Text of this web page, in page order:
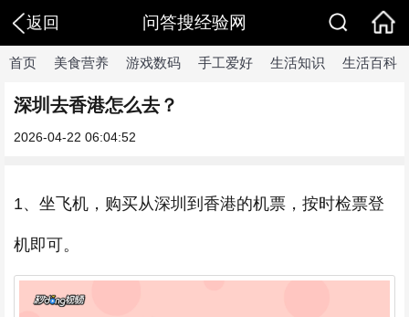
返回 问答搜经验网
首页 美食营养 游戏数码 手工爱好 生活知识 生活百科
深圳去香港怎么去？
2026-04-22 06:04:52
1、坐飞机，购买从深圳到香港的机票，按时检票登
机即可。